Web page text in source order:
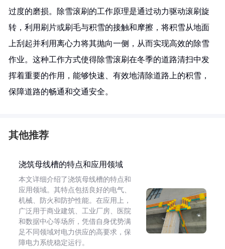
过度的磨损。除雪滚刷的工作原理是通过动力驱动滚刷旋
转，利用刷片或刷毛与积雪的接触和摩擦，将积雪从地面
上刮起并利用离心力将其抛向一侧，从而实现高效的除雪
作业。这种工作方式使得除雪滚刷在冬季的道路清扫中发
挥着重要的作用，能够快速、有效地清除道路上的积雪，
保障道路的畅通和交通安全。
其他推荐
浇筑母线槽的特点和应用领域
本文详细介绍了浇筑母线槽的特点和
应用领域。其特点包括良好的电气、
机械、防火和防护性能。在应用上，
广泛用于商业建筑、工业厂房、医院
和数据中心等场所，凭借自身优势满
足不同领域对电力供应的高要求，保
障电力系统稳定运行。